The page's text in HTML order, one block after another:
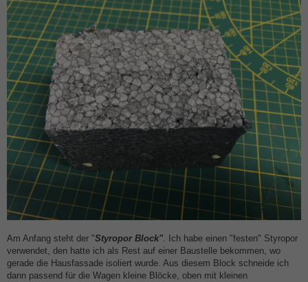
Am Anfang steht der "Styropor Block". Ich habe einen "festen" Styropor
verwendet, den hatte ich als Rest auf einer Baustelle bekommen, wo
gerade die Hausfassade isoliert wurde. Aus diesem Block schneide ich
dann passend für die Wagen kleine Blöcke, oben mit kleinen